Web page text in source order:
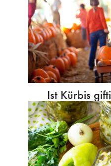
Ist Kürbis